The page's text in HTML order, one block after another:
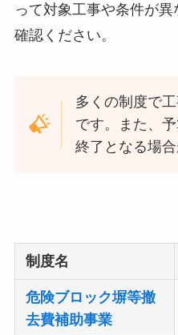
って対象工事や条件が
確認ください。
多くの制度で
です。また、
終了となる場合
制度名
危険ブロック塀等撤
去費補助事業